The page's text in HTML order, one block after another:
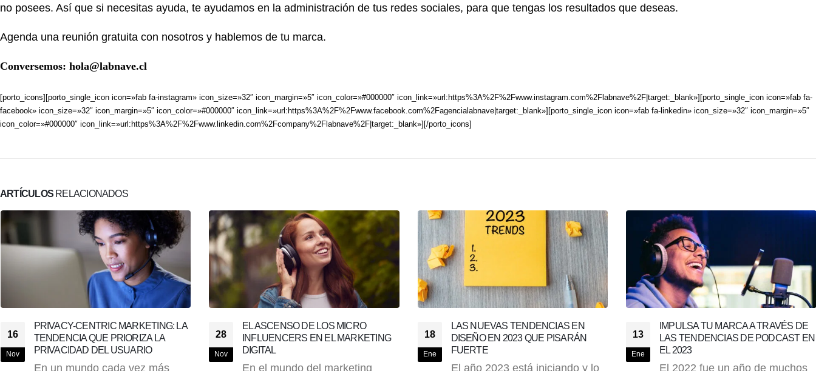
no posees. Así que si necesitas ayuda, te ayudamos en la administración de tus redes sociales, para que tengas los resultados que deseas.
Agenda una reunión gratuita con nosotros y hablemos de tu marca.
Conversemos: hola@labnave.cl
[porto_icons][porto_single_icon icon=»fab fa-instagram» icon_size=»32″ icon_margin=»5″ icon_color=»#000000″ icon_link=»url:https%3A%2F%2Fwww.instagram.com%2Flabnave%2F|target:_blank»][porto_single_icon icon=»fab fa-
facebook» icon_size=»32″ icon_margin=»5″ icon_color=»#000000″ icon_link=»url:https%3A%2F%2Fwww.facebook.com%2Fagencialabnave|target:_blank»][porto_single_icon icon=»fab fa-linkedin» icon_size=»32″ icon_margin=»5″
icon_color=»#000000″ icon_link=»url:https%3A%2F%2Fwww.linkedin.com%2Fcompany%2Flabnave%2F|target:_blank»][/porto_icons]
ARTÍCULOSRELACIONADOS
28
Nov
EL ASCENSO DE LOS MICRO
INFLUENCERS EN EL MARKETING
DIGITAL
En el mundo del marketing
18
Ene
LAS NUEVAS TENDENCIAS EN
DISEÑO EN 2023 QUE PISARÁN
FUERTE
El año 2023 está iniciando y lo
13
Ene
IMPULSA TU MARCA A TRAVÉS DE
LAS TENDENCIAS DE PODCAST EN
EL 2023
El 2022 fue un año de muchos
02
Nov
LA REVOLUCIÓN DEL MARKETING:
CÓMO LA INTELIGENCIA ARTIFICIAL
ESTÁ IMPULSANDO EL ÉXITO
La Inteligencia Artificial (IA) se